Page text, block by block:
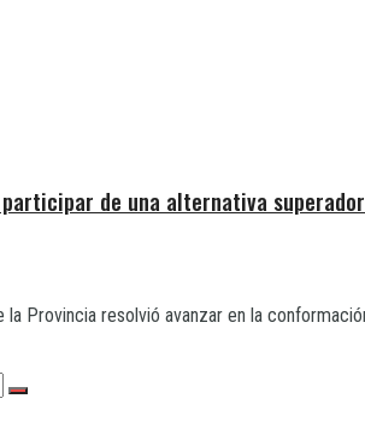
participar de una alternativa
la Provincia resolvió avanzar en la